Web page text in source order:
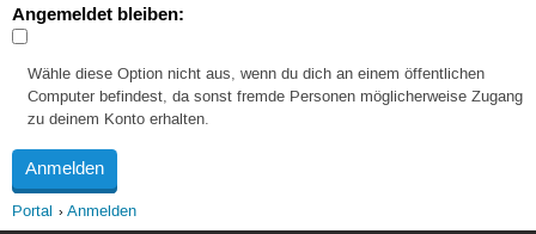
Angemeldet bleiben:
Wähle diese Option nicht aus, wenn du dich an einem öffentlichen
Computer befindest, da sonst fremde Personen möglicherweise Zugang
zu deinem Konto erhalten.
Portal Anmelden